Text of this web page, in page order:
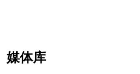
媒体库